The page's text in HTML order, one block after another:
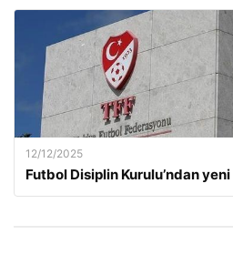
12/12/2025
Futbol Disiplin Kurulu’ndan